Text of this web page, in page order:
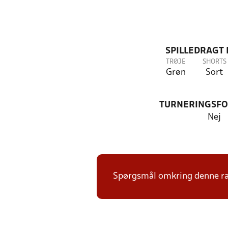
SPILLEDRAGT
TRØJE
Grøn
SHORTS
Sort
Nej
Spørgsmål omkring denne